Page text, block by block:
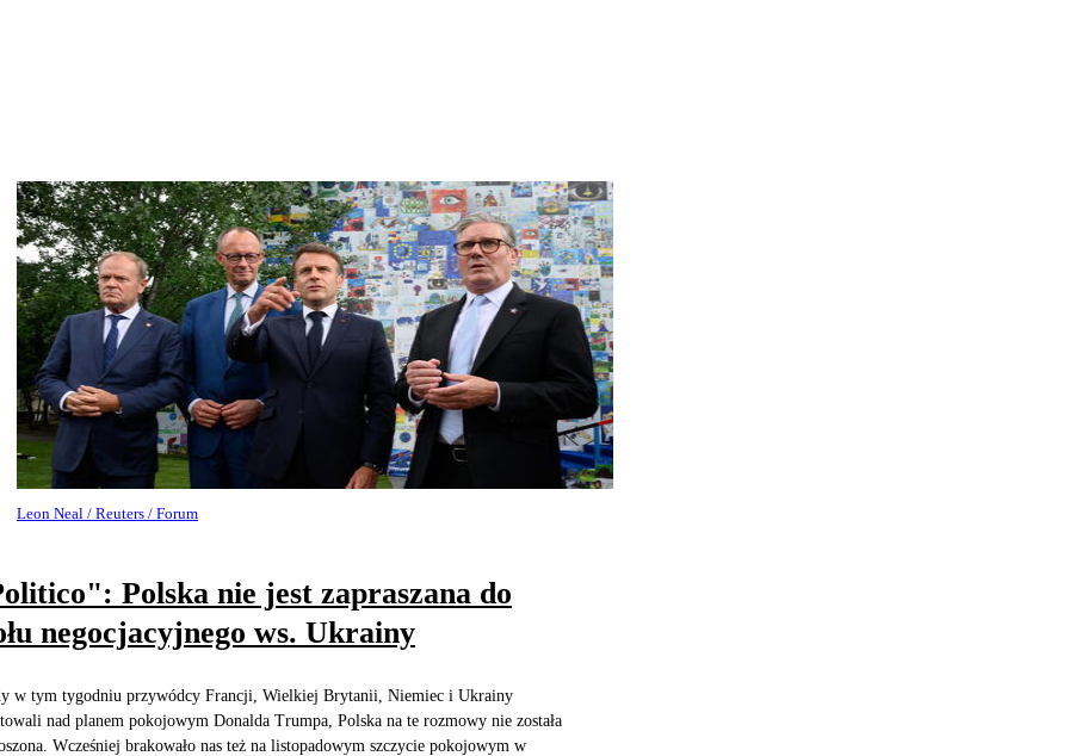
Leon Neal / Reuters / Forum
Polska nie jest zapraszana do
negocjacyjnego ws. Ukrainy
w tym tygodniu przywódcy Francji, Wielkiej Brytanii, Niemiec i Ukrainy
nad planem pokojowym Donalda Trumpa, Polska na te rozmowy nie została
Wcześniej brakowało nas też na listopadowym szczycie pokojowym w